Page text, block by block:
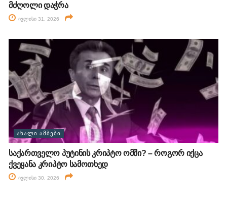
მძღოლი დაჭრა
ივლისი 31, 2026
ᲐᲮᲐᲚᲘ ᲐᲛᲑᲔᲑᲘ
საქართველო პუტინის კრიპტო ომში? – როგორ იქცა
ქვეყანა კრიპტო სამოთხედ
ივლისი 30, 2026